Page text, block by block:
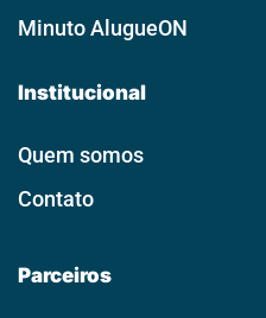
Minuto AlugueON
Institucional
Quem somos
Contato
Parceiros